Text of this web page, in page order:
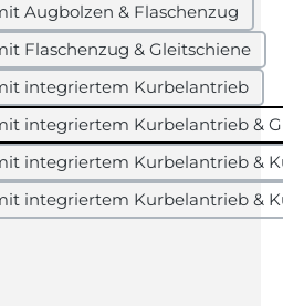
Augbolzen & Flaschenzug
Flaschenzug & Gleitschiene
integriertem Kurbelantrieb
integriertem Kurbelantrieb &
integriertem Kurbelantrieb &
integriertem Kurbelantrieb &